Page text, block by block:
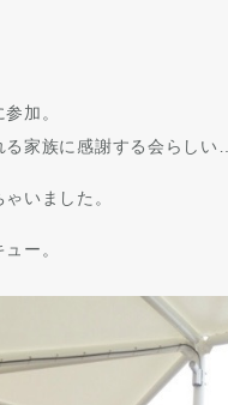
加。
家族に感謝する会らしい…
いました。
ー。